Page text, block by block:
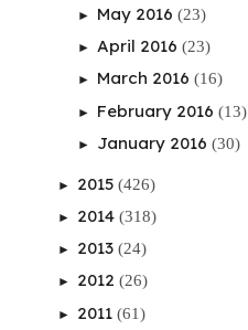
► May 2016 (23)
► April 2016 (23)
► March 2016 (16)
► February 2016 (13)
► January 2016 (30)
► 2015 (426)
► 2014 (318)
► 2013 (24)
► 2012 (26)
► 2011 (61)